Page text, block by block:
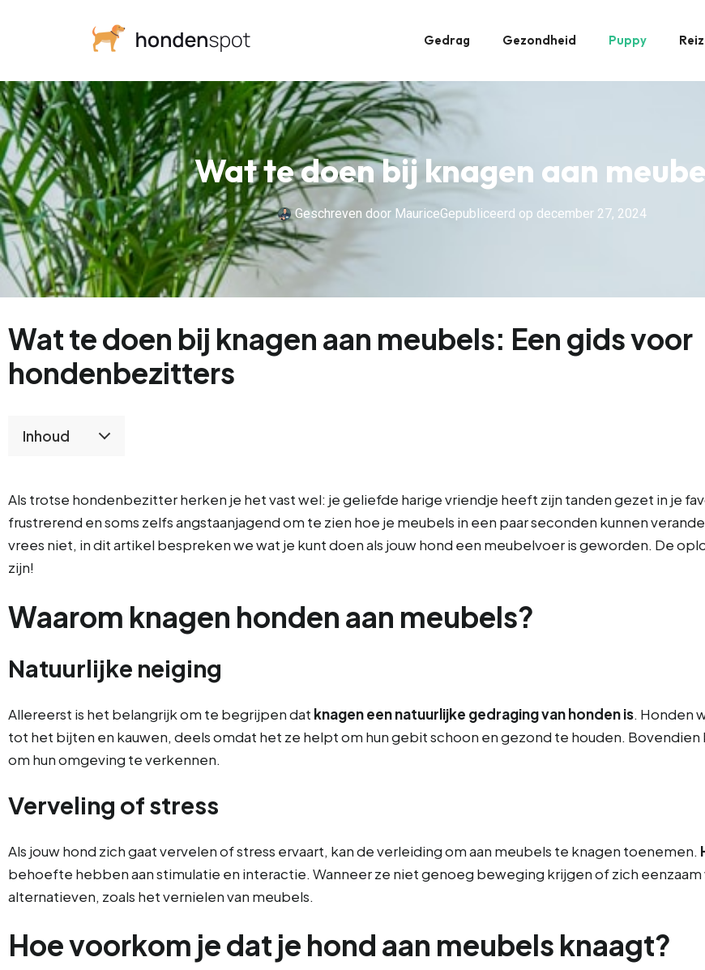
Gedrag Gezondheid Puppy
Wat te doen bij knagen aan
Geschreven door MauriceGepubliceerd op december 27, 2024
Wat te doen bij knagen aan meubels: Een gids voor
hondenbezitters
Inhoud
Als trotse hondenbezitter herken je het vast wel: je geliefde harige vriendje heeft zijn tanden gezet in je
frustrerend en soms zelfs angstaanjagend om te zien hoe je meubels in een paar seconden kunnen
vrees niet, in dit artikel bespreken we wat je kunt doen als jouw hond een meubelvoer is geworden. De
zijn!
Waarom knagen honden aan meubels?
Natuurlijke neiging
Allereerst is het belangrijk om te begrijpen dat knagen een natuurlijke gedraging van honden is. Honden
tot het bijten en kauwen, deels omdat het ze helpt om hun gebit schoon en gezond te houden. Bovendien
om hun omgeving te verkennen.
Verveling of stress
Als jouw hond zich gaat vervelen of stress ervaart, kan de verleiding om aan meubels te knagen toenemen.
behoefte hebben aan stimulatie en interactie. Wanneer ze niet genoeg beweging krijgen of zich eenzaam
alternatieven, zoals het vernielen van meubels.
Hoe voorkom je dat je hond aan meubels knaagt?